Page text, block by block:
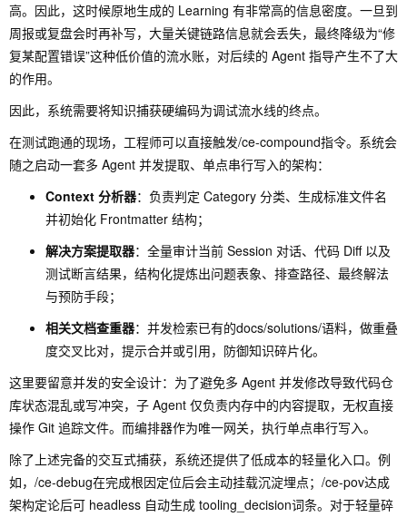
高。因此，这时候原地生成的 Learning 有非常高的信息密度。一旦到
周报或复盘会时再补写，大量关键链路信息就会丢失，最终降级为“修
复某配置错误”这种低价值的流水账，对后续的 Agent 指导产生不了大
的作用。
因此，系统需要将知识捕获硬编码为调试流水线的终点。
在测试跑通的现场，工程师可以直接触发/ce-compound指令。系统会
随之启动一套多 Agent 并发提取、单点串行写入的架构：
Context 分析器：负责判定 Category 分类、生成标准文件名
并初始化 Frontmatter 结构；
解决方案提取器：全量审计当前 Session 对话、代码 Diff 以及
测试断言结果，结构化提炼出问题表象、排查路径、最终解法
与预防手段；
相关文档查重器：并发检索已有的docs/solutions/语料，做重叠
度交叉比对，提示合并或引用，防御知识碎片化。
这里要留意并发的安全设计：为了避免多 Agent 并发修改导致代码仓
库状态混乱或写冲突，子 Agent 仅负责内存中的内容提取，无权直接
操作 Git 追踪文件。而编排器作为唯一网关，执行单点串行写入。
除了上述完备的交互式捕获，系统还提供了低成本的轻量化入口。例
如， /ce-debug在完成根因定位后会主动挂载沉淀埋点； /ce-pov达成
架构定论后可 headless 自动生成 tooling_decision词条。对于轻量碎